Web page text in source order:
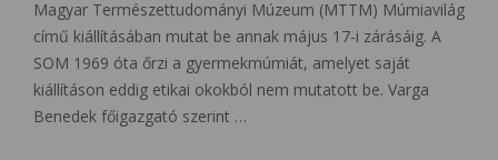
Magyar Természettudományi Múzeum (MTTM) Múmiavilág
című kiállításában mutat be annak május 17-i zárásáig. A
SOM 1969 óta őrzi a gyermekmúmiát, amelyet saját
kiállításon eddig etikai okokból nem mutatott be. Varga
Benedek főigazgató szerint …